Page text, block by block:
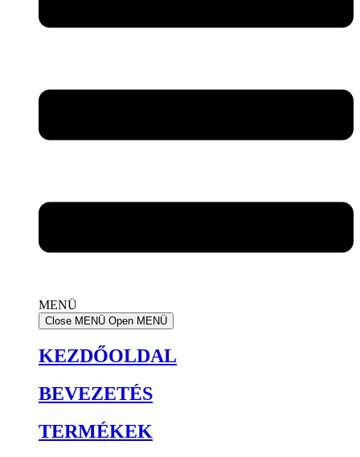
MENÜ
Close MENÜ Open MENÜ
KEZDŐOLDAL
BEVEZETÉS
TERMÉKEK